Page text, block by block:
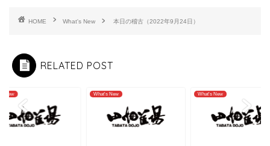
HOME What's New 本日の稽古（2022年9月24日）
RELATED POST
New What's New What's New